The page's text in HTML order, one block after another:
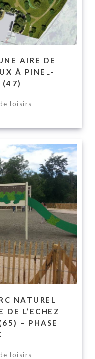
AIRE DE
À PINEL-
(47)
loisirs
NATUREL
DE L’ECHEZ
– PHASE
loisirs